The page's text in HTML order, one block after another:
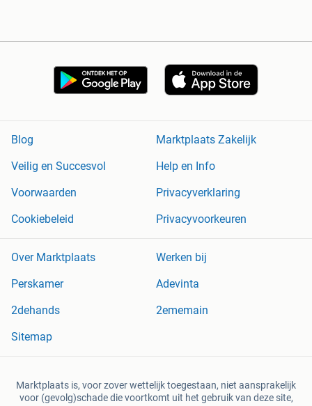
Blog
Marktplaats Zakelijk
Veilig en Succesvol
Help en Info
Voorwaarden
Privacyverklaring
Cookiebeleid
Privacyvoorkeuren
Over Marktplaats
Werken bij
Perskamer
Adevinta
2dehands
2ememain
Sitemap
Marktplaats is, voor zover wettelijk toegestaan, niet aansprakelijk
voor (gevolg)schade die voortkomt uit het gebruik van deze site,